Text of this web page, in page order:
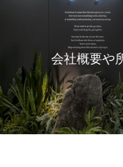
資産運用実態調査報告
国際収支
円安円高
会社概要や